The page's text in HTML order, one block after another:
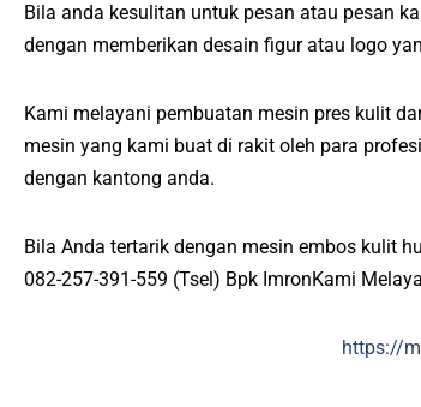
Bila anda kesulitan untuk pesan atau pesan
dengan memberikan desain figur atau logo
Kami melayani pembuatan mesin pres kulit
mesin yang kami buat di rakit oleh para
dengan kantong anda.
Bila Anda tertarik dengan mesin embos kulit
082-257-391-559 (Tsel) Bpk ImronKami
https://